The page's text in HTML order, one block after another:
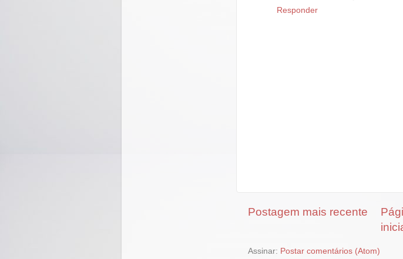
Responder
Postagem mais recente
Assinar: Postar comentários (Atom)